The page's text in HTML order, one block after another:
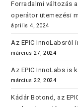
Forradalmi változás
operátor ütemezési
április 4, 2024
Az EPIC InnoLabsról
március 27, 2024
Az EPIC InnoLabs is
március 22, 2024
Kádár Botond, az